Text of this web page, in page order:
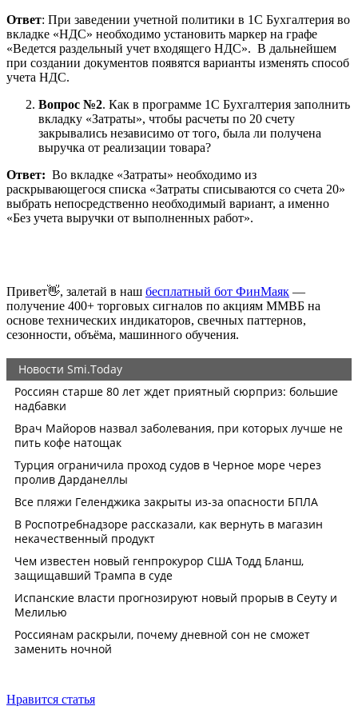
Ответ: При заведении учетной политики в 1С Бухгалтерия во
вкладке «НДС» необходимо установить маркер на графе
«Ведется раздельный учет входящего НДС». В дальнейшем
при создании документов появятся варианты изменять способ
учета НДС.
Вопрос №2. Как в программе 1С Бухгалтерия заполнить
вкладку «Затраты», чтобы расчеты по 20 счету
закрывались независимо от того, была ли получена
выручка от реализации товара?
Ответ: Во вкладке «Затраты» необходимо из
раскрывающегося списка «Затраты списываются со счета 20»
выбрать непосредственно необходимый вариант, а именно
«Без учета выручки от выполненных работ».
Привет👋, залетай в наш бесплатный бот ФинМаяк —
получение 400+ торговых сигналов по акциям ММВБ на
основе технических индикаторов, свечных паттернов,
сезонности, объёма, машинного обучения.
Нравится статья